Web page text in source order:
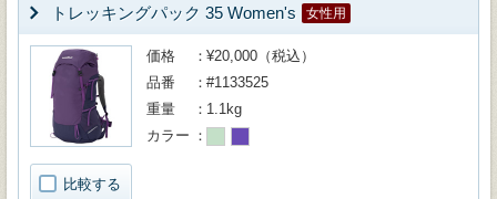
トレッキングパック 35 Women's 女性用
比較する
価格
¥20,000（税込）
品番
#1133525
重量
1.1kg
カラー